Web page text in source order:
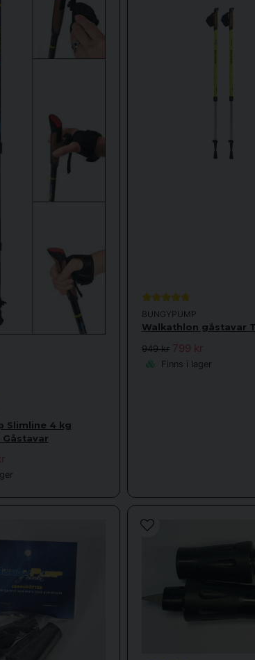
Slimline 4 kg
BUNGYPUMP
Walkathlon gåstavar
949 kr 799 kr
Finns i lager